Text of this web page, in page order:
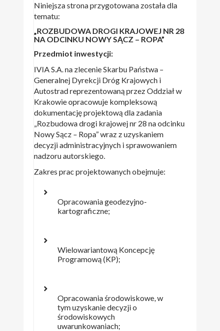
Niniejsza strona przygotowana została dla
tematu:
„ROZBUDOWA DROGI KRAJOWEJ NR 28
NA ODCINKU NOWY SĄCZ – ROPA”
Przedmiot inwestycji:
IVIA S.A. na zlecenie Skarbu Państwa –
Generalnej Dyrekcji Dróg Krajowych i
Autostrad reprezentowaną przez Oddział w
Krakowie opracowuje kompleksową
dokumentację projektową dla zadania
„Rozbudowa drogi krajowej nr 28 na odcinku
Nowy Sącz – Ropa” wraz z uzyskaniem
decyzji administracyjnych i sprawowaniem
nadzoru autorskiego.
Zakres prac projektowanych obejmuje:
Opracowania geodezyjno-
kartograficzne;
Wielowariantową Koncepcję
Programową (KP);
Opracowania środowiskowe, w
tym uzyskanie decyzji o
środowiskowych
uwarunkowaniach;